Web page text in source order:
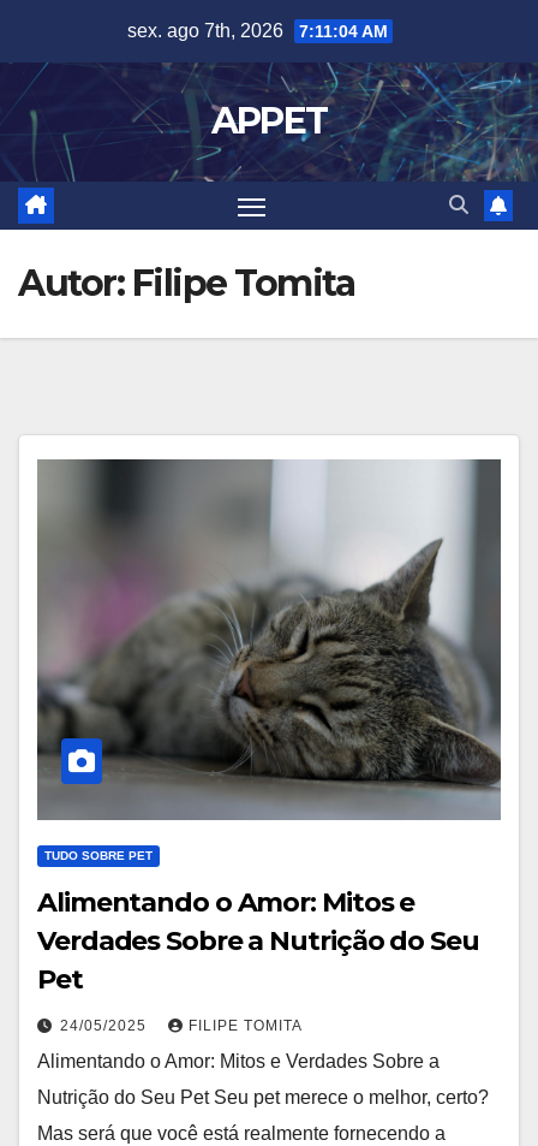
content
sex. ago 7th, 2026 7:11:05 AM
APPET
Autor: Filipe Tomita
TUDO SOBRE PET
Alimentando o Amor: Mitos e
Verdades Sobre a Nutrição do Seu
Pet
24/05/2025 FILIPE TOMITA
Alimentando o Amor: Mitos e Verdades Sobre a
Nutrição do Seu Pet Seu pet merece o melhor, certo?
Mas será que você está realmente fornecendo a